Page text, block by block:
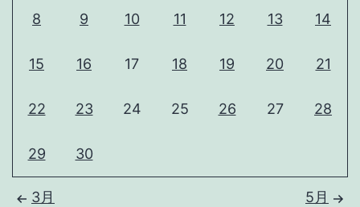
8 9 10 11 12 13 14
15 16 17 18 19 20 21
22 23 24 25 26 27 28
29 30
3月 5月